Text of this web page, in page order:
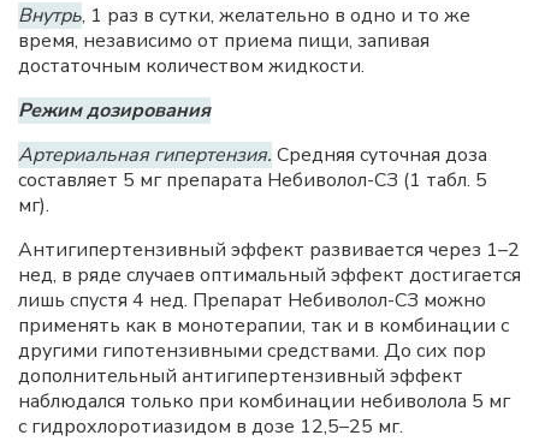
Внутрь, 1 раз в сутки, желательно в одно и то же
время, независимо от приема пищи, запивая
достаточным количеством жидкости.
Режим дозирования
Артериальная гипертензия. Средняя суточная доза
составляет 5 мг препарата Небиволол-СЗ (1 табл. 5
мг).
Антигипертензивный эффект развивается через 1–2
нед, в ряде случаев оптимальный эффект достигается
лишь спустя 4 нед. Препарат Небиволол-СЗ можно
применять как в монотерапии, так и в комбинации с
другими гипотензивными средствами. До сих пор
дополнительный антигипертензивный эффект
наблюдался только при комбинации небиволола 5 мг
с гидрохлоротиазидом в дозе 12,5–25 мг.